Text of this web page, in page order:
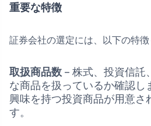
重要な特徴
証券会社の選定には、以下の特徴
取扱商品数 – 株式、投資信託
な商品を扱っているか確認し
興味を持つ投資商品が用意さ
す。